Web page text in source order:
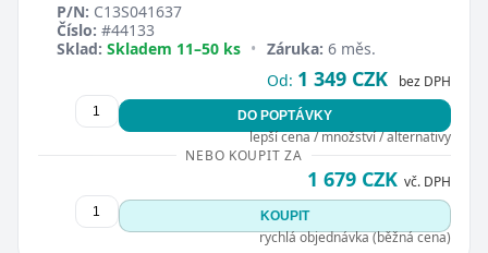
P/N: C13S041637
Číslo: #44133
Sklad: Skladem 11–50 ks • Záruka: 6 měs.
Od: 1 349 CZK bez DPH
DO POPTÁVKY
lepší cena / množství / alternativy
NEBO KOUPIT ZA
1 679 CZK vč. DPH
KOUPIT
rychlá objednávka (běžná cena)